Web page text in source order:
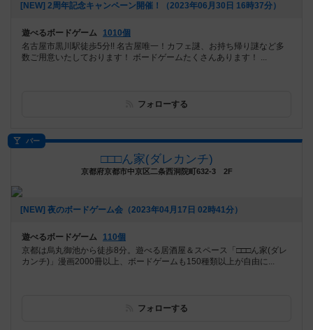
[NEW] 2周年記念キャンペーン開催！（2023年06月30日 16時37分）
遊べるボードゲーム
1010個
名古屋市黒川駅徒歩5分!! 名古屋唯一！カフェ謎、お持ち帰り謎など多
数ご用意いたしております！ ボードゲームたくさんあります！ ...
フォローする
バー
□□□ん家(ダレカンチ)
京都府京都市中京区二条西洞院町632-3 2F
[NEW] 夜のボードゲーム会（2023年04月17日 02時41分）
遊べるボードゲーム
110個
京都は烏丸御池から徒歩8分。遊べる居酒屋＆スペース「□□□ん家(ダレ
カンチ)」漫画2000冊以上、ボードゲームも150種類以上が自由に...
フォローする